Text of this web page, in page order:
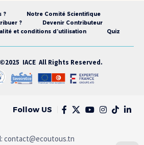
?
Notre Comité Scientifique
?
Devenir Contributeur
et conditions d’utilisation
Quiz
IACE All Rights Reserved.
Follow US
contact@ecoutous.tn